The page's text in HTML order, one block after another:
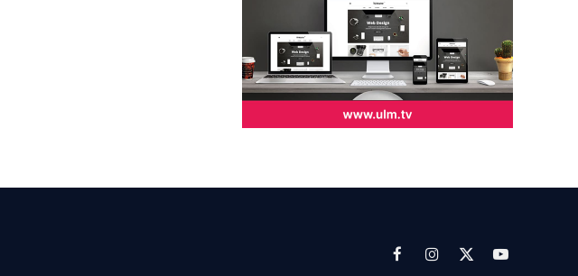
FacebookInstagram
X
YouTube